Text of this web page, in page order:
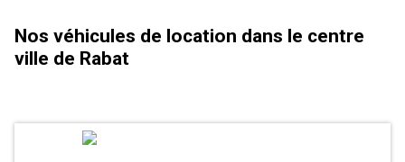
Nos véhicules de location dans le centre
ville de Rabat